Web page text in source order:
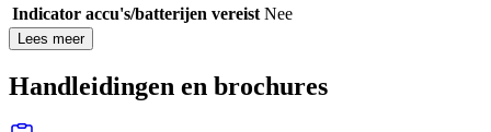
Indicator accu's/batterijen vereist Nee
Lees meer
Handleidingen en brochures